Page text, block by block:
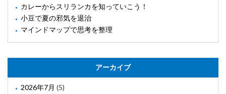
カレーからスリランカを知っていこう！
小豆で夏の邪気を退治
マインドマップで思考を整理
アーカイブ
2026年7月 (5)